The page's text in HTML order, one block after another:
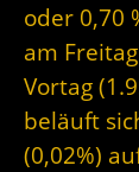
oder 0,70
am
Vortag
beläuft
(0,02%)